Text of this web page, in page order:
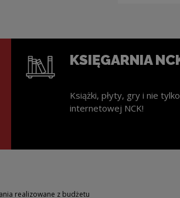
KSIĘGARNIA
Książki, płyty, gry i nie
internetowej NCK!
realizowane z budżetu